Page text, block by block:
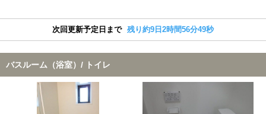
次回更新予定日まで 残り約9日2時間56分49秒
バスルーム（浴室）/ トイレ